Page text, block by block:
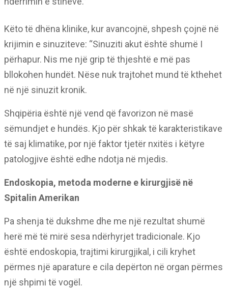
Këto të dhëna klinike, kur avancojnë, shpesh çojnë në
krijimin e sinuziteve: “Sinuziti akut është shumë I
përhapur. Nis me një grip të thjeshtë e më pas
bllokohen hundët. Nëse nuk trajtohet mund të kthehet
në një sinuzit kronik.
Shqipëria është një vend që favorizon në masë
sëmundjet e hundës. Kjo për shkak të karakteristikave
të saj klimatike, por një faktor tjetër nxitës i këtyre
patologjive është edhe ndotja në mjedis.
Endoskopia, metoda moderne e kirurgjisë në
Spitalin Amerikan
Pa shenja të dukshme dhe me një rezultat shumë
herë më të mirë sesa ndërhyrjet tradicionale. Kjo
është endoskopia, trajtimi kirurgjikal, i cili kryhet
përmes një aparature e cila depërton në organ përmes
një shpimi të vogël.